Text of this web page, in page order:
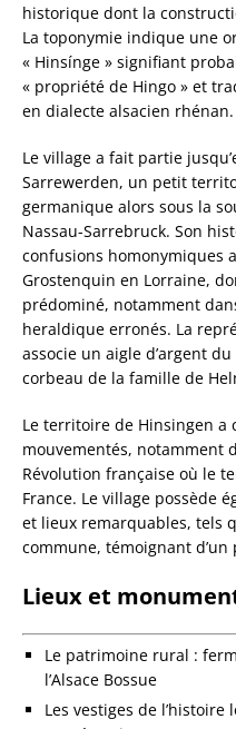
historique dont la
La toponymie indique une
« Hinsínge » signifiant
« propriété de Hingo » et
en dialecte alsacien rhénan.
Le village a fait partie
Sarrewerden, un petit
germanique alors sous la
Nassau-Sarrebruck. Son
confusions homonymiques
Grostenquin en Lorraine,
prédominé, notamment
heraldique erronés. La
associe un aigle d’argent
corbeau de la famille de
Le territoire de Hinsingen a
mouvementés, notamment
Révolution française où le
France. Le village possède
et lieux remarquables, tels
commune, témoignant
Lieux et
Le patrimoine rural :
l’Alsace Bossue
Les vestiges de